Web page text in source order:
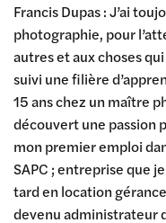
Francis Dupas : J’ai
photographie, pour
autres et aux choses
suivi une filière
15 ans chez un maître
découvert une passion
mon premier emploi
SAPC ; entreprise que
tard en location
devenu administrateur